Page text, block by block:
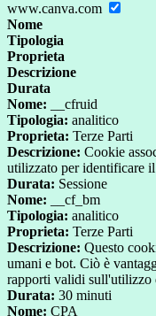
www.canva.com
Nome
Tipologia
Proprieta
Descrizione
Durata
Nome: __cfruid
Tipologia: analitico
Proprieta: Terze Parti
Descrizione: Cookie
utilizzato per identificare
Durata: Sessione
Nome: __cf_bm
Tipologia: analitico
Proprieta: Terze Parti
Descrizione: Questo
umani e bot. Ciò è
rapporti validi sull'utilizzo
Durata: 30 minuti
Nome: CPA